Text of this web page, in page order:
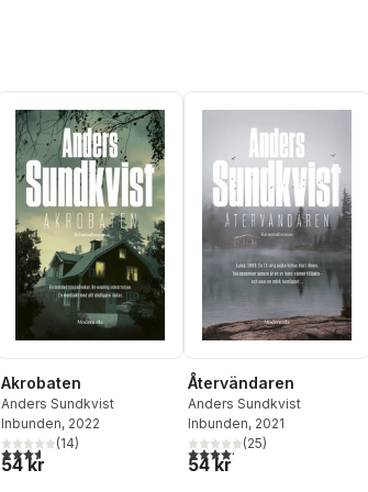
Akrobaten
Anders Sundkvist
Inbunden, 2022
3,6utav 5 stjärnor. Totalt antal röster:
(14)
54 kr
Återvändaren
Anders Sundkvist
Inbunden, 2021
4,2utav 5 stjärnor. Totalt
(25)
54 kr